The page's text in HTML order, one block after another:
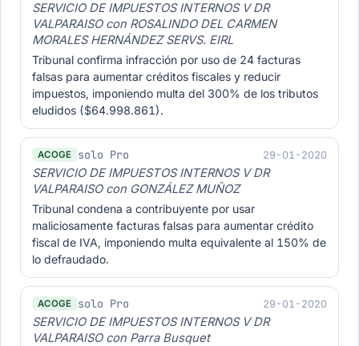
SERVICIO DE IMPUESTOS INTERNOS V DR
VALPARAISO con ROSALINDO DEL CARMEN
MORALES HERNÁNDEZ SERVS. EIRL
Tribunal confirma infracción por uso de 24 facturas
falsas para aumentar créditos fiscales y reducir
impuestos, imponiendo multa del 300% de los tributos
eludidos ($64.998.861).
ACOGE solo Pro 29-01-2020
SERVICIO DE IMPUESTOS INTERNOS V DR
VALPARAISO con GONZÁLEZ MUÑOZ
Tribunal condena a contribuyente por usar
maliciosamente facturas falsas para aumentar crédito
fiscal de IVA, imponiendo multa equivalente al 150% de
lo defraudado.
ACOGE solo Pro 29-01-2020
SERVICIO DE IMPUESTOS INTERNOS V DR
VALPARAISO con Parra Busquet